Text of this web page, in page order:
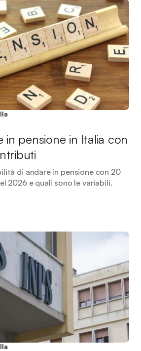
in pensione in Italia con
di andare in pensione con 20
2026 e quali sono le variabili.